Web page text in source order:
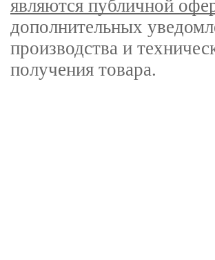
являются публичной
дополнительных
производства и
получения товара.